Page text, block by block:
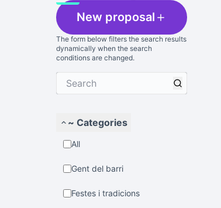
New proposal
The form below filters the search results
dynamically when the search
conditions are changed.
~ Categories
All
Gent del barri
Festes i tradicions